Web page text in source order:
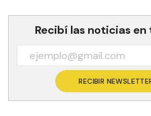
Recibí las noticias en
RECIBIR